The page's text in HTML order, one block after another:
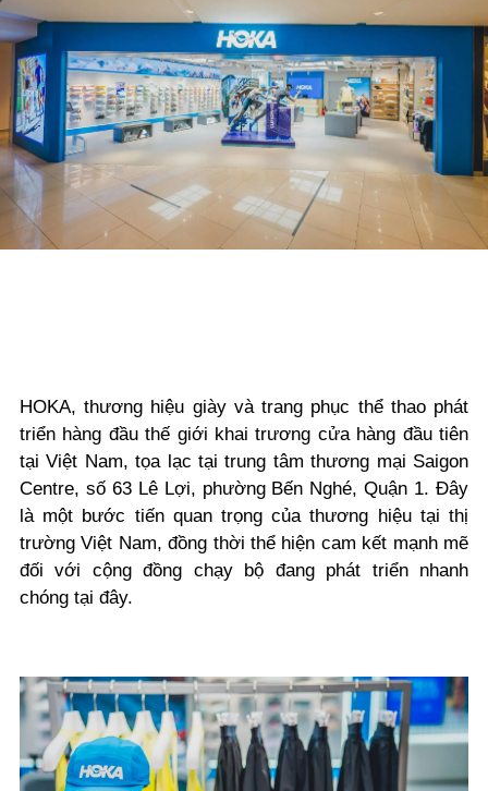
HOKA, thương hiệu giày và trang phục thể thao phát
triển hàng đầu thế giới khai trương cửa hàng đầu tiên
tại Việt Nam, tọa lạc tại trung tâm thương mại Saigon
Centre, số 63 Lê Lợi, phường Bến Nghé, Quận 1. Đây
là một bước tiến quan trọng của thương hiệu tại thị
trường Việt Nam, đồng thời thể hiện cam kết mạnh mẽ
đối với cộng đồng chạy bộ đang phát triển nhanh
chóng tại đây.